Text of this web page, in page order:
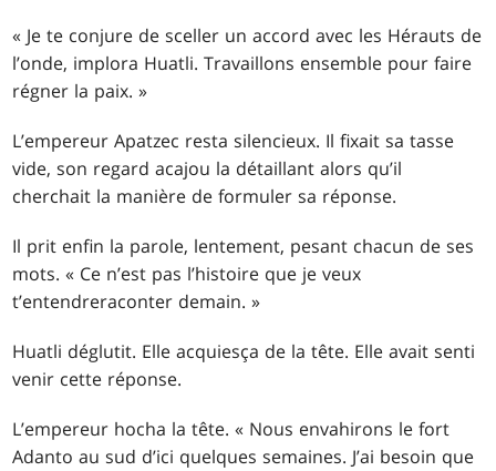
« Je te conjure de sceller un accord avec les Hérauts de
l’onde, implora Huatli. Travaillons ensemble pour faire
régner la paix. »
L’empereur Apatzec resta silencieux. Il fixait sa tasse
vide, son regard acajou la détaillant alors qu’il
cherchait la manière de formuler sa réponse.
Il prit enfin la parole, lentement, pesant chacun de ses
mots. « Ce n’est pas l’histoire que je veux
t’entendreraconter demain. »
Huatli déglutit. Elle acquiesça de la tête. Elle avait senti
venir cette réponse.
L’empereur hocha la tête. « Nous envahirons le fort
Adanto au sud d’ici quelques semaines. J’ai besoin que